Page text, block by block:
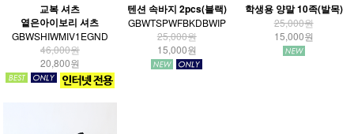
교복 셔츠
옅은아이보리 셔츠
GBWSHIWMIV1EGND
46,000원
20,800원
텐션 속바지 2pcs(블랙)
GBWTSPWFBKDBWIP
25,000원
15,000원
학생용 양말 10족(발목)
25,000원
15,000원